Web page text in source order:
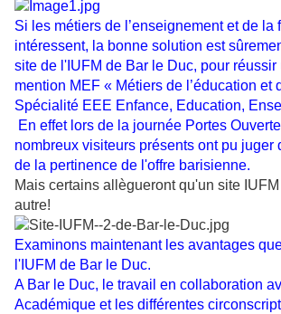
Si les métiers de l’enseignement et de la
intéressent, la bonne solution est
site de l'IUFM de Bar le Duc, pour réussir
mention MEF « Métiers de l’éducation et
Spécialité EEE Enfance, Education,
En effet lors de la journée Portes
nombreux visiteurs présents ont pu juger
de la pertinence de l'offre barisienne.
Mais certains allègueront qu'un site
autre!
Examinons maintenant les avantages
l'IUFM de Bar le Duc.
A Bar le Duc, le travail en collaboration
Académique et les différentes